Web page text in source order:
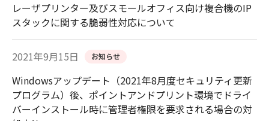
レーザプリンター及びスモールオフィス向け複合機のIP
スタックに関する脆弱性対応について
2021年9月15日 お知らせ
Windowsアップデート（2021年8月度セキュリティ更新
プログラム）後、ポイントアンドプリント環境でドライ
バーインストール時に管理者権限を要求される場合の対